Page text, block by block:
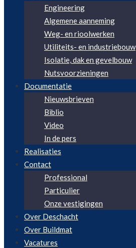
Engineering
Algemene aanneming
Weg- en rioolwerken
Utiliteits- en industriebouw
Isolatie, dak en gevelbouw
Nutsvoorzieningen
Documentatie
Nieuwsbrieven
Biblio
Video
In de pers
Realisaties
Contact
Professional
Particulier
Onze vestigingen
Over Deschacht
Over Buildmat
Vacatures